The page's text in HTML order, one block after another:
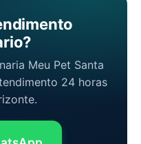
Meu Pet Santa
24 horas